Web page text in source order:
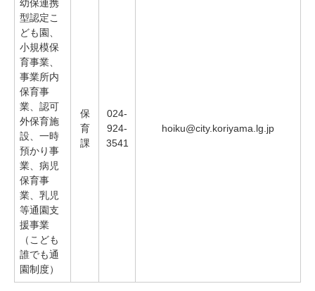
幼保連携
型認定こ
ども園、
小規模保
育事業、
事業所内
保育事
業、認可
外保育施
設、一時
預かり事
業、病児
保育事
業、乳児
等通園支
援事業
（こども
誰でも通
園制度）
保
育
課
024-
924-
3541
hoiku@city.koriyama.lg.jp